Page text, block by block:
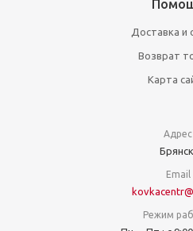
Доставка и
Возврат
Карта
Адрес
Email
Режим